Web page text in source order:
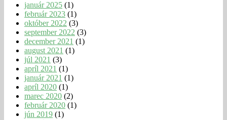
január 2025 (1)
február 2023 (1)
október 2022 (3)
september 2022 (3)
december 2021 (1)
august 2021 (1)
júl 2021 (3)
apríl 2021 (1)
január 2021 (1)
apríl 2020 (1)
marec 2020 (2)
február 2020 (1)
jún 2019 (1)